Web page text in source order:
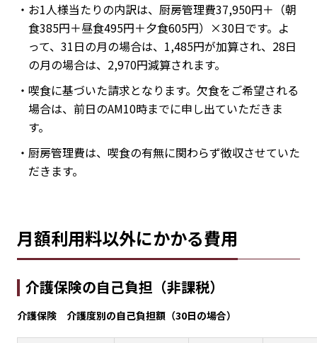
・お1人様当たりの内訳は、厨房管理費37,950円＋（朝
食385円＋昼食495円＋夕食605円）×30日です。よ
って、31日の月の場合は、1,485円が加算され、28日
の月の場合は、2,970円減算されます。
・喫食に基づいた請求となります。欠食をご希望される
場合は、前日のAM10時までに申し出ていただきま
す。
・厨房管理費は、喫食の有無に関わらず徴収させていた
だきます。
月額利用料以外にかかる費用
介護保険の自己負担（非課税）
介護保険 介護度別の自己負担額（30日の場合）